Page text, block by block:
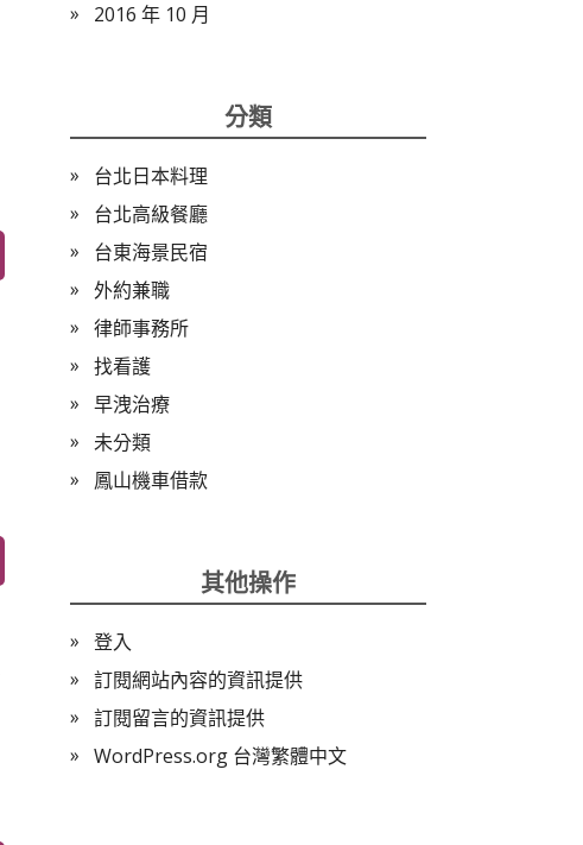
2016 年 10 月
分類
台北日本料理
台北高級餐廳
台東海景民宿
外約兼職
律師事務所
找看護
早洩治療
未分類
鳳山機車借款
其他操作
登入
訂閱網站內容的資訊提供
訂閱留言的資訊提供
WordPress.org 台灣繁體中文